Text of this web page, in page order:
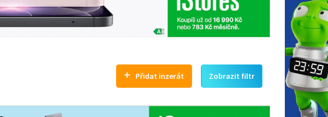
+ Přidat inzerát Zobrazit filtr